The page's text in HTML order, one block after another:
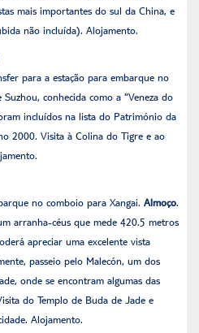
mais importantes do sul da China, e
não incluída). Alojamento.
para a estação para embarque no
conhecida como a "Veneza do
incluídos na lista do Património da
2000. Visita à Colina do Tigre e ao
no comboio para Xangai. Almoço.
arranha-céus que mede 420.5 metros
apreciar uma excelente vista
passeio pelo Malecón, um dos
onde se encontram algumas das
do Templo de Buda de Jade e
Alojamento.